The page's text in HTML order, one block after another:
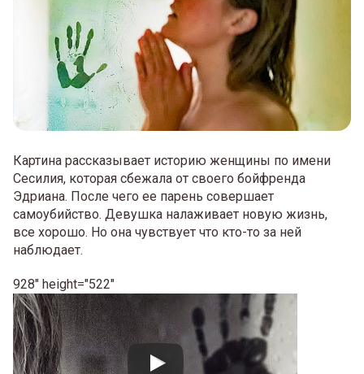
Картина рассказывает историю женщины по имени
Сесилия, которая сбежала от своего бойфренда
Эдриана. После чего ее парень совершает
самоубийство. Девушка налаживает новую жизнь,
все хорошо. Но она чувствует что кто-то за ней
наблюдает.
928" height="522"